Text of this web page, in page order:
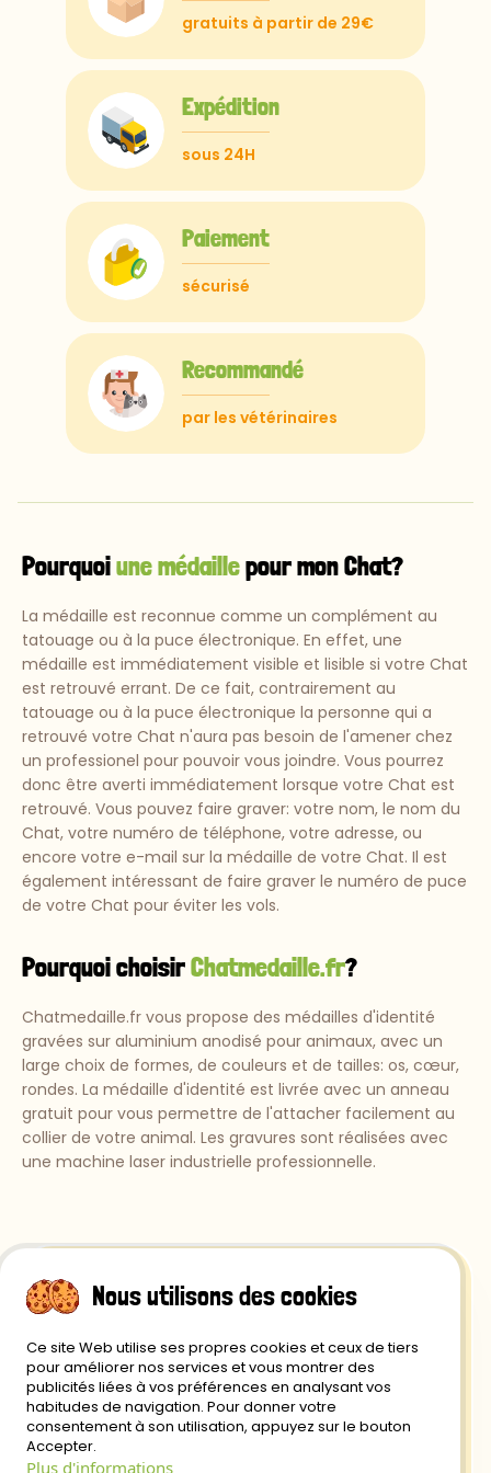
gratuits à partir de 29€
Expédition
sous 24H
Paiement
sécurisé
Recommandé
par les vétérinaires
Pourquoiune médaillepour mon Chat?
La médaille est reconnue comme un complément au
tatouage ou à la puce électronique. En effet, une
médaille est immédiatement visible et lisible si votre Chat
est retrouvé errant. De ce fait, contrairement au
tatouage ou à la puce électronique la personne qui a
retrouvé votre Chat n'aura pas besoin de l'amener chez
un professionel pour pouvoir vous joindre. Vous pourrez
donc être averti immédiatement lorsque votre Chat est
retrouvé. Vous pouvez faire graver: votre nom, le nom du
Chat, votre numéro de téléphone, votre adresse, ou
encore votre e-mail sur la médaille de votre Chat. Il est
également intéressant de faire graver le numéro de puce
de votre Chat pour éviter les vols.
Pourquoi choisirChatmedaille.fr?
Chatmedaille.fr vous propose des médailles d'identité
gravées sur aluminium anodisé pour animaux, avec un
large choix de formes, de couleurs et de tailles: os, cœur,
rondes. La médaille d'identité est livrée avec un anneau
gratuit pour vous permettre de l'attacher facilement au
collier de votre animal. Les gravures sont réalisées avec
une machine laser industrielle professionnelle.
Retour et Remboursement
Politique de Confidentialité
Nous utilisons des cookies
Ce site Web utilise ses propres cookies et ceux de tiers
pour améliorer nos services et vous montrer des
publicités liées à vos préférences en analysant vos
habitudes de navigation. Pour donner votre
consentement à son utilisation, appuyez sur le bouton
Accepter.
Plus d'informations